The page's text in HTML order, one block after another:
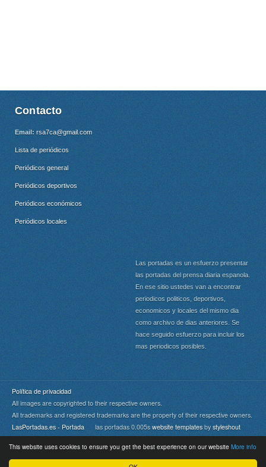
This website uses cookies to ensure you get the best experience on our website More info
Contacto
Email: rsa7ca@gmail.com
Lista de periódicos
Periódicos general
Periódicos deportivos
Periódicos económicos
Periódicos locales
Las portadas es un esfuerzo presentar
las portadas del prensa diaria espanola.
En ese sitio ustedes van a encontrar
periodicos politicos, deportivos,
economicos y locales del mismo dia
como archivo de dias anteriores. Se
hace seguido esfuerzo para incluir los
mas periodicos posibles.
Política de privacidad
All images are copyrighted to their respective owners.
All trademarks and registered trademarks are the property of their respective owners.
LasPortadas.es - Portada las portadas 0.005s website templates by styleshout